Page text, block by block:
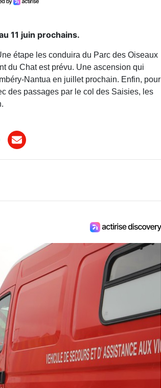
11 juin prochains.
étape les conduira du Parc des Oiseaux
du Chat est prévu. Une ascension qui
Nantua en juillet prochain. Enfin, pour
des passages par le col des Saisies, les